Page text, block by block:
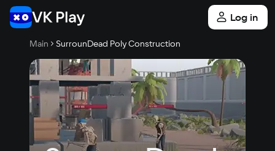
Log in
Main SurrounDead Poly Construction